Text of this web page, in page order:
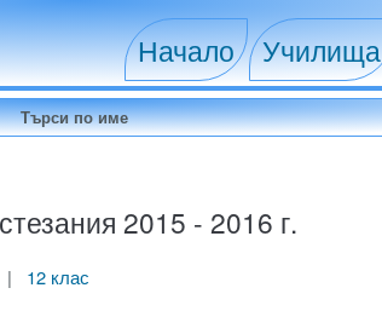
Начало Училища
2015 - 2016 г.
| 12 клас